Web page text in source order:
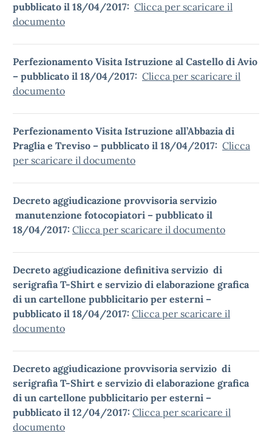
pubblicato il 18/04/2017: Clicca per scaricare il
documento
Perfezionamento Visita Istruzione al Castello di Avio
– pubblicato il 18/04/2017: Clicca per scaricare il
documento
Perfezionamento Visita Istruzione all’Abbazia di
Praglia e Treviso – pubblicato il 18/04/2017: Clicca
per scaricare il documento
Decreto aggiudicazione provvisoria servizio
manutenzione fotocopiatori – pubblicato il
18/04/2017: Clicca per scaricare il documento
Decreto aggiudicazione definitiva servizio di
serigrafia T-Shirt e servizio di elaborazione grafica
di un cartellone pubblicitario per esterni –
pubblicato il 18/04/2017: Clicca per scaricare il
documento
Decreto aggiudicazione provvisoria servizio di
serigrafia T-Shirt e servizio di elaborazione grafica
di un cartellone pubblicitario per esterni –
pubblicato il 12/04/2017: Clicca per scaricare il
documento